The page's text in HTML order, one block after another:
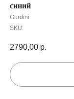
синий
Gurdini
SKU:
2790,00 р.